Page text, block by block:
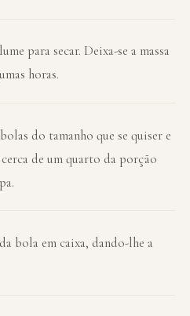
para secar. Deixa-se a massa
horas.
do tamanho que se quiser e
de um quarto da porção
bola em caixa, dando-lhe a